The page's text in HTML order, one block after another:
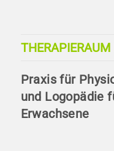
THERAPIERAUM
Praxis für
und Logopädie
Erwachsene